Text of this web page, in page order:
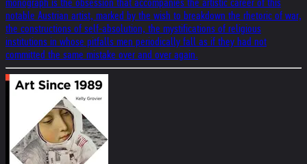
monograph is the obsession that accompanies the artistic career of this
notable Austrian artist, marked by the wish to breakdown the rhetoric of war,
the constructions of self-absolution, the mystifications of religious
institutions in whose pitfalls men periodically fall as if they had not
committed the same mistake over and over again.